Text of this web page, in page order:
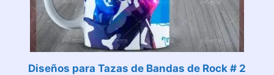
Diseños para Tazas de Bandas de Rock # 2